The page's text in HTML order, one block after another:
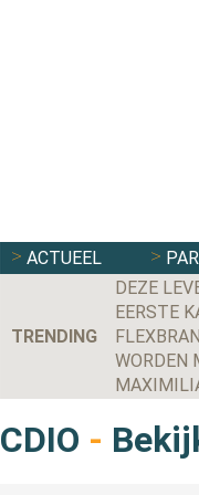
ACTUEEL
TRENDING
DEZE
EERSTE
WORDEN
CDIO -